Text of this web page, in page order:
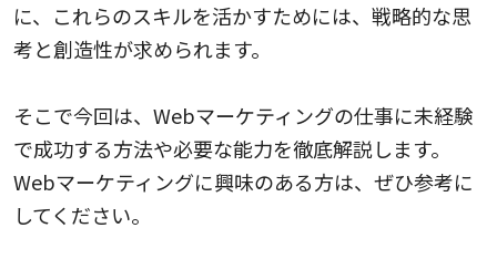
に、これらのスキルを活かすためには、戦略的な思
考と創造性が求められます。
そこで今回は、Webマーケティングの仕事に未経験
で成功する方法や必要な能力を徹底解説します。
Webマーケティングに興味のある方は、ぜひ参考に
してください。